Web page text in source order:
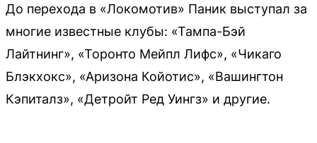
До перехода в «Локомотив» Паник выступал за
многие известные клубы: «Тампа-Бэй
Лайтнинг», «Торонто Мейпл Лифс», «Чикаго
Блэкхокс», «Аризона Койотис», «Вашингтон
Кэпиталз», «Детройт Ред Уингз» и другие.